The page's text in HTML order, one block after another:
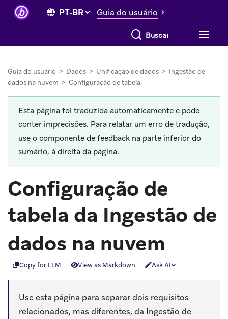
Guia do usuário
Buscar tudo
Guia do usuário > Dados > Unificação de dados > Ingestão de
dados na nuvem > Configuração de tabela
Esta página foi traduzida automaticamente e pode
conter imprecisões. Para relatar um erro de tradução,
use o componente de feedback na parte inferior do
sumário, à direita da página.
Configuração de
tabela da Ingestão de
dados na nuvem
Copy for LLM View as Markdown Ask AI
Use esta página para separar dois requisitos
relacionados, mas diferentes, da Ingestão de